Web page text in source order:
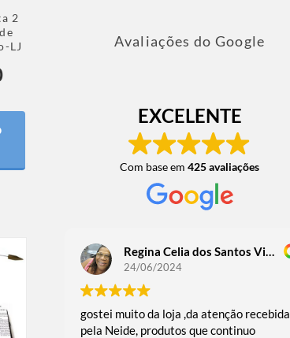
2
LJ
Avaliações do Google
EXCELENTE
Com base em425 avaliações
Regina Celia dos Santos Victoriano Guedes
24/06/2024
gostei muito da loja ,da atenção recebida
pela Neide, produtos que continuo